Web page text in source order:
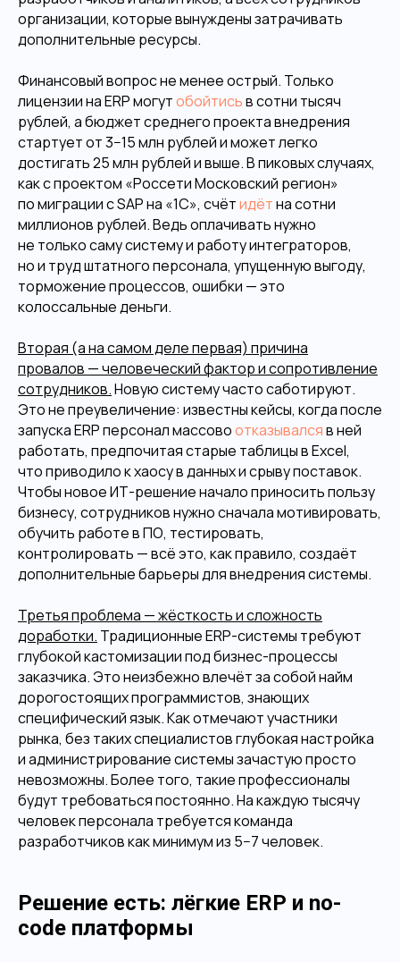
организации, которые вынуждены затрачивать
дополнительные ресурсы.
Финансовый вопрос не менее острый. Только
лицензии на ERP могутобойтисьв сотни тысяч
рублей, а бюджет среднего проекта внедрения
стартует от 3−15 млн рублей и может легко
достигать 25 млн рублей и выше. В пиковых случаях,
как с проектом «Россети Московский регион»
по миграции с SAP на «1С», счётидётна сотни
миллионов рублей. Ведь оплачивать нужно
не только саму систему и работу интеграторов,
но и труд штатного персонала, упущенную выгоду,
торможение процессов, ошибки — это
колоссальные деньги.
Вторая (а на самом деле первая) причина
провалов — человеческий фактор и сопротивление
сотрудников.Новую систему часто саботируют.
Это не преувеличение: известны кейсы, когда после
запуска ERP персонал массовоотказывалсяв ней
работать, предпочитая старые таблицы в Excel,
что приводило к хаосу в данных и срыву поставок.
Чтобы новое ИТ-решение начало приносить пользу
бизнесу, сотрудников нужно сначала мотивировать,
обучить работе в ПО, тестировать,
контролировать — всё это, как правило, создаёт
дополнительные барьеры для внедрения системы.
Третья проблема — жёсткость и сложность
доработки. Традиционные ERP-системы требуют
глубокой кастомизации под бизнес-процессы
заказчика. Это неизбежно влечёт за собой найм
дорогостоящих программистов, знающих
специфический язык. Как отмечают участники
рынка, без таких специалистов глубокая настройка
и администрирование системы зачастую просто
невозможны. Более того, такие профессионалы
будут требоваться постоянно. На каждую тысячу
человек персонала требуется команда
разработчиков как минимум из 5−7 человек.
Решение есть: лёгкие ERP и no-
code платформы